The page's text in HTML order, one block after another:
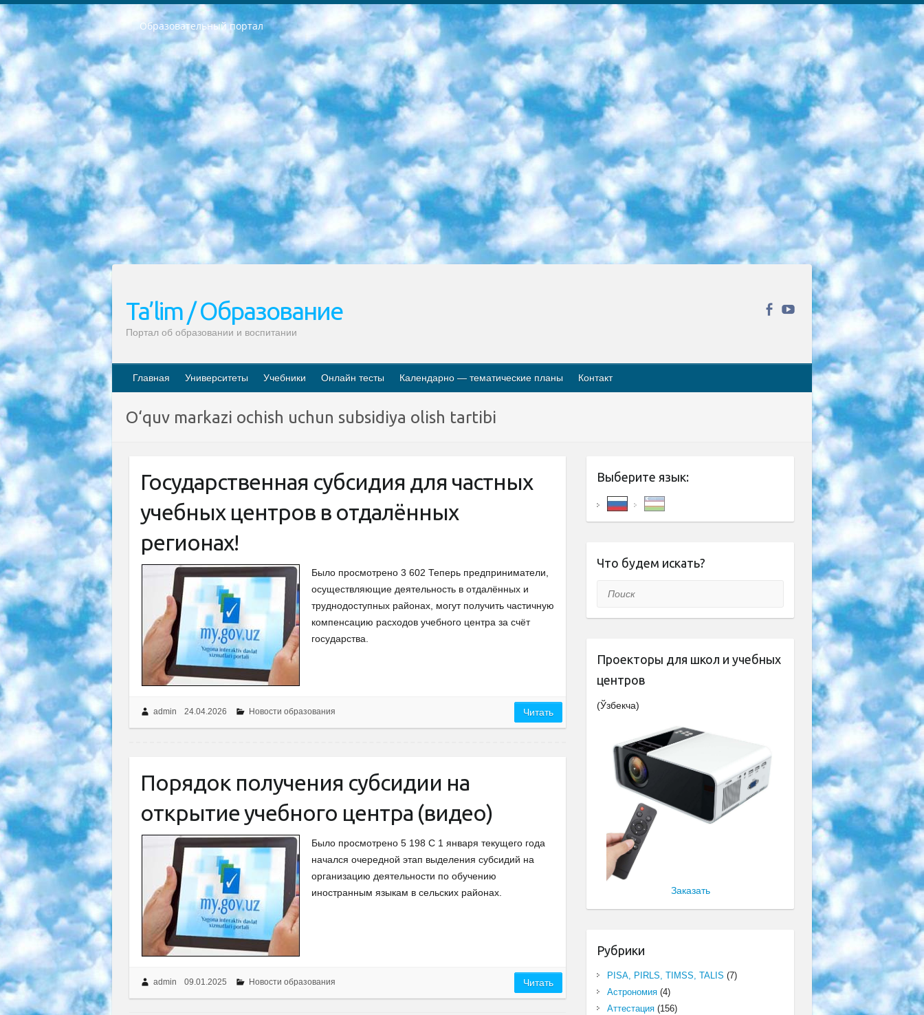
Образовательный портал
РЕСПУБЛИКА УЗБЕКИСТАН МИНИСТРЕРСТВО ДОШКОЛЬНОГО И ШКОЛЬНОГО ОБРАЗОВАНИЯ КОМАНДА в общеобразовательных учреждениях в 2023-2024 учебном году организация и проведение итоговой государственной аттестации обучающихся о Министра дошкольного и школьного образования Республики Узбекистан от 4 марта 2008 года (постановлением Минюста от 20 марта 2008 года № 1778 государственной регистрации) «Итоговое состояние учащихся общего среднего образования на основании положения об утверждении положения об аттестации общего среднего образования выпускной экзамен студентов в образовательных учреждениях в 2023-2024 учебном году В целях организации и прохождения аттестации приказываю: 1. Следующее: перечень предметов, по которым будет проводиться итоговая государственная аттестация и экзамен формы перевода согласно приложению 1; сертификаты международного образца, оценивающие уровень владения иностранными языками перечень согласно приложению 2; 2. Педагогический при специализированных образовательных учреждениях. научно-практический центр квалификации и международной оценки (Д.Давидова) 2024 г. До 25 марта: задания по предметам, по которым будет проводиться итоговая аттестация разработка и утверждение технических условий; итоговая аттестация на основании разработанного предметного задания разработка вопросов по предметам (устно и письменно), экзамен передача; общеобразовательные средние школы и специальные учебные заведения учащиеся выпускных классов школ и интернатов в агентской системе подготовка базы данных экзаменационных материалов и критериев оценки; перевод базы экзаменационных материалов на все языки обучения подать в Республиканский образовательный центр для изготовления; варианты экзаменов на основе разработанных контрольных материалов пусть будут поставлены задачи формирования. 3. Республиканский образовательный центр (Ш.Худайкулов) до 5 апреля 2024 года. до: база данных предоставленных экзаменационных материалов на все языки обучения перевод и экспертиза; для слепых, слабовидящих, глухих, слабослышащих и умственно отсталых детей учащиеся выпускных классов специализированных школ и школ-интернатов база данных экзаменационных материалов на всех преподаваемых языках подготовка критериев оценки; специализированные школы для умственно отсталых детей и технологии для учащихся выпускных классов школ-интернатов разработка соответствующих рекомендаций и критериев проведения ЕГЭ по естествознанию давать задания. 4. Педагогический при специализированных образовательных учреждениях. Научно-практический центр навыков и международной оценки (Д.Давидова), Республика образовательный центр (Худайкулов Ш.) итоговый государственный аттестационный экзамен ориентирован на творческое и логическое мышление при подготовке базы материалов учитывать введение заданий. 5. Следует отметить, что: сертификат государственного образца о знании общеобразовательного предмета и как минимум национальный уровень B1 по предметам на иностранных языках, указанным в Приложении 2. или международно признанный сертификат эквивалентного уровня студенты, изучающие определенный предмет, освобождаются от экзамена; по соответствующим предметам запланирована итоговая государственная аттестация за день до дня, путем жеребьевки Рабочей группой (в письменной форме по предметам, проводимым в форме) из числа сформированных вариантов выбрано 2 варианта; 2 выбранных варианта экзамена анонсированы на официальном сайте министерства и все выпускники по всей стране на основе этих вариантов проводит итоговую государственную аттестацию. 6. Государственное образование учащихся средних общеобразовательных учреждений. знания в соответствии с квалификационными требованиями, которые необходимо приобрести на основании стандартов итоговый (выпускной) контроль для 9 и 11 классов в целях тестирования Экзамены (далее – экзамены) состоят из предметов, перечисленных в приложении 1. будет сделано. 7. Экзамены пройдут с 26 мая по 15 июня 2024 г. (кроме науки физического воспитания). 8. Физическая для учащихся 9 классов общесредних образовательных учреждений. Экзамены по предмету «Образование, квалификация медицина» 1-6 мая 2024 года. сотрудники перевести под присмотр (с отклонениями в физическом или умственном развитии) специализированная школа для детей, школы-интернаты и со сколиозом школы-интернаты санаторного типа для больных детей исключены). 9. Он был слепым, слабовидящим и имел нарушения опорно-двигательного аппарата. экзамены в специализированных школах и интернатах для детей должны проводиться исходя из требований, предъявляемых к общеобразовательным учреждениям (физкультура кроме науки). 10. Специализированная школа для глухих и слабослышащих детей. и экзамены в интернатах и быть реализован в виде письменного теста по математике. 11. Специальность для умственно отсталых детей. Для 9 класса Родной язык и литературное письмо Государственный язык (язык обучения – узбекский). для неклассов) написано Математическое письмо Письменная/устная история Узбекистана Физическое воспитание практично Итоговый контроль Для 11 класса Написание родного языка и литературы (эссе) Математическое письмо Узбекский язык (обучение на узбекском языке) не посещающее общее среднее образование для учреждений)/Образовательное учреждение выбор письменный и устный Иностранный язык письменный/устный Письменная/устная история Узбекистана *По выбору студента:  Химия  Физика  Основы государственного права  География 10 бесплатных образовательных ресурсов - Мы составили подборку онлайн-проектов с интерактивными упражнениями, видеолекциями и статьями. Они помогут вам обрести новые и освежить старые знания бесплатно. 1. «ИНТУИТ» Старейшая образовательная площадка Рунета. Здесь вы найдёте сотни текстовых и видеокурсов на десятки различных тем — от программирования до психологии. Многие курсы подготовлены российскими университетами и крупными международными компаниями вроде Intel и Microsoft. Самостоятельное обучение бесплатное, но желающие могут оплатить услуги персональных наставников. 2. «Смартия» знакомит с актуальными профессиями и подсказывает, как им обучаться. Выбрав заинтересовавшую вас специальность — SMM-специалист, фотограф, веб-дизайнер или другую, — увидите список необходимых для неё умений. Чтобы вы могли освоить их самостоятельно, для каждого умения площадка отображает подборку ссылок на учебные материалы. Хотя «Смартия» ориентируется на русскоязычную аудиторию, часть контента всё же доступна только на английском. 3. «Лекторий Физтеха» Проект Московского физико-технического института (Физтеха). С его помощью вы можете смотреть онлайн серии лекций, записанные на видео в этом вузе. В числе доступных предметов — физика, биология, химия, информационные технологии и другие. К некоторым лекциям администрация ресурса прилагает готовые конспекты, которые можно скачивать в PDF-формате. 4. ITMOcourses Онлайн-площадка Санкт-Петербургского национального исследовательского университета информационных технологий, механики и оптики (ИТМО). Ресурс предоставляет свободный доступ к курсам, разработанным в этом вузе. Каталог материалов разбит на четыре категории: «Оптические системы и технологии», «Приборостроение и робототехника», «Информационные технологии» и «Биотехнологии». Курсы состоят из видеолекций, интерактивных демонстраций и заданий. 5. «КиберЛенинка» Электронная научная библиотека открытого доступа. Каталог площадки регулярно обрастает текстами статей из различных научных изданий. Сгруппированные по журналам и рубрикам публикации можно читать онлайн или скачивать целиком в PDF-формате. Проект нацелен на популяризацию науки за счёт открытого доступа к качественной информации. 6. «ПостНаука» На этом ресурсе публикуют подборки видеолекций, составленные экспертами из разных отраслей и объединённые общими темами. Среди них, к примеру, есть серии «Биоинформатика и геномика», «Культура средневековой Скандинавии» и Cinema Studies о теории кино. Каждая подборка лекций — логически связанная история, рассказанная экспертом от первого лица. Кроме того, на сайте появляются научно-образовательные статьи и тесты на разные темы. 7. «Newочём» Команда проекта «Newочём» отбирает самые интересные тексты из англоязычных СМИ и переводит те из них, за которые голосуют участники сообщества «ВКонтакте». По большей части это научно-популярные статьи. Редакторы придумывают лишь заголовки, в остальном содержание переводов соответствует оригиналам. Полные тексты можно читать прямо в социальной сети. 8. InternetUrok Онлайн-база материалов по основным дисциплинам школьной программы. Информация на сайте структурирована по классам, предметам и темам (урокам). Каждый урок состоит из видеолекций и конспектов. Есть также интерактивные тренажёры и тесты для закрепления пройденного материала. Даже если вы давно окончили школу, возможность повторить программу старших классов всегда может пригодиться. 9. Edutainme Ещё один ресурс об образовании. В отличие от Newtonew, как мне кажется, Edutainme больше ориентируется на представителей индустрии: педагогов, предпринимателей, разработчиков образовательных проектов. Но и любой, кто просто стремится к саморазвитию, найдёт на сайте много полезного и интересного для себя. Например, информацию о новых курсах и образовательных сервисах. 10. Newtonew Онлайн-медиа об образовании и обучении в широком смысле. Авторы Newtonew пишут об инструментах, заведениях, тактиках и стратегиях, которые помогают учить других и получать новые знания самостоятельно. На этой площадке вы найдёте новости, обзоры, аналитические мат
Ta’lim / Образование
Портал об образовании и воспитании
Главная Университеты Учебники Онлайн тесты Календарно — тематические планы Контакт
O‘quv markazi ochish uchun subsidiya olish tartibi
Государственная cубсидия для частных
учебных центров в отдалённых
регионах!
Было просмотрено 3 602 Теперь предприниматели,
осуществляющие деятельность в отдалённых и
труднодоступных районах, могут получить частичную
компенсацию расходов учебного центра за счёт
государства.
admin 24.04.2026 Новости образования Читать
Порядок получения субсидии на
открытие учебного центра (видео)
Было просмотрено 5 198 С 1 января текущего года
начался очередной этап выделения субсидий на
организацию деятельности по обучению
иностранным языкам в сельских районах.
admin 09.01.2025 Новости образования Читать
Выберите язык:
Что будем искать?
Поиск
Проекторы для школ и учебных
центров
(Ўзбекча)
Заказать
Рубрики
PISA, PIRLS, TIMSS, TALIS (7)
Астрономия(4)
Аттестация(156)